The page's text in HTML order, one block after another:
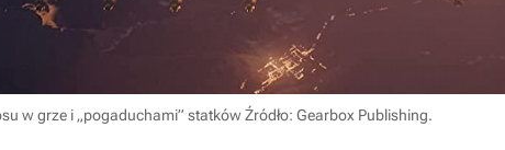
w grze i „pogaduchami” statkówŹródło: Gearbox Publishing.